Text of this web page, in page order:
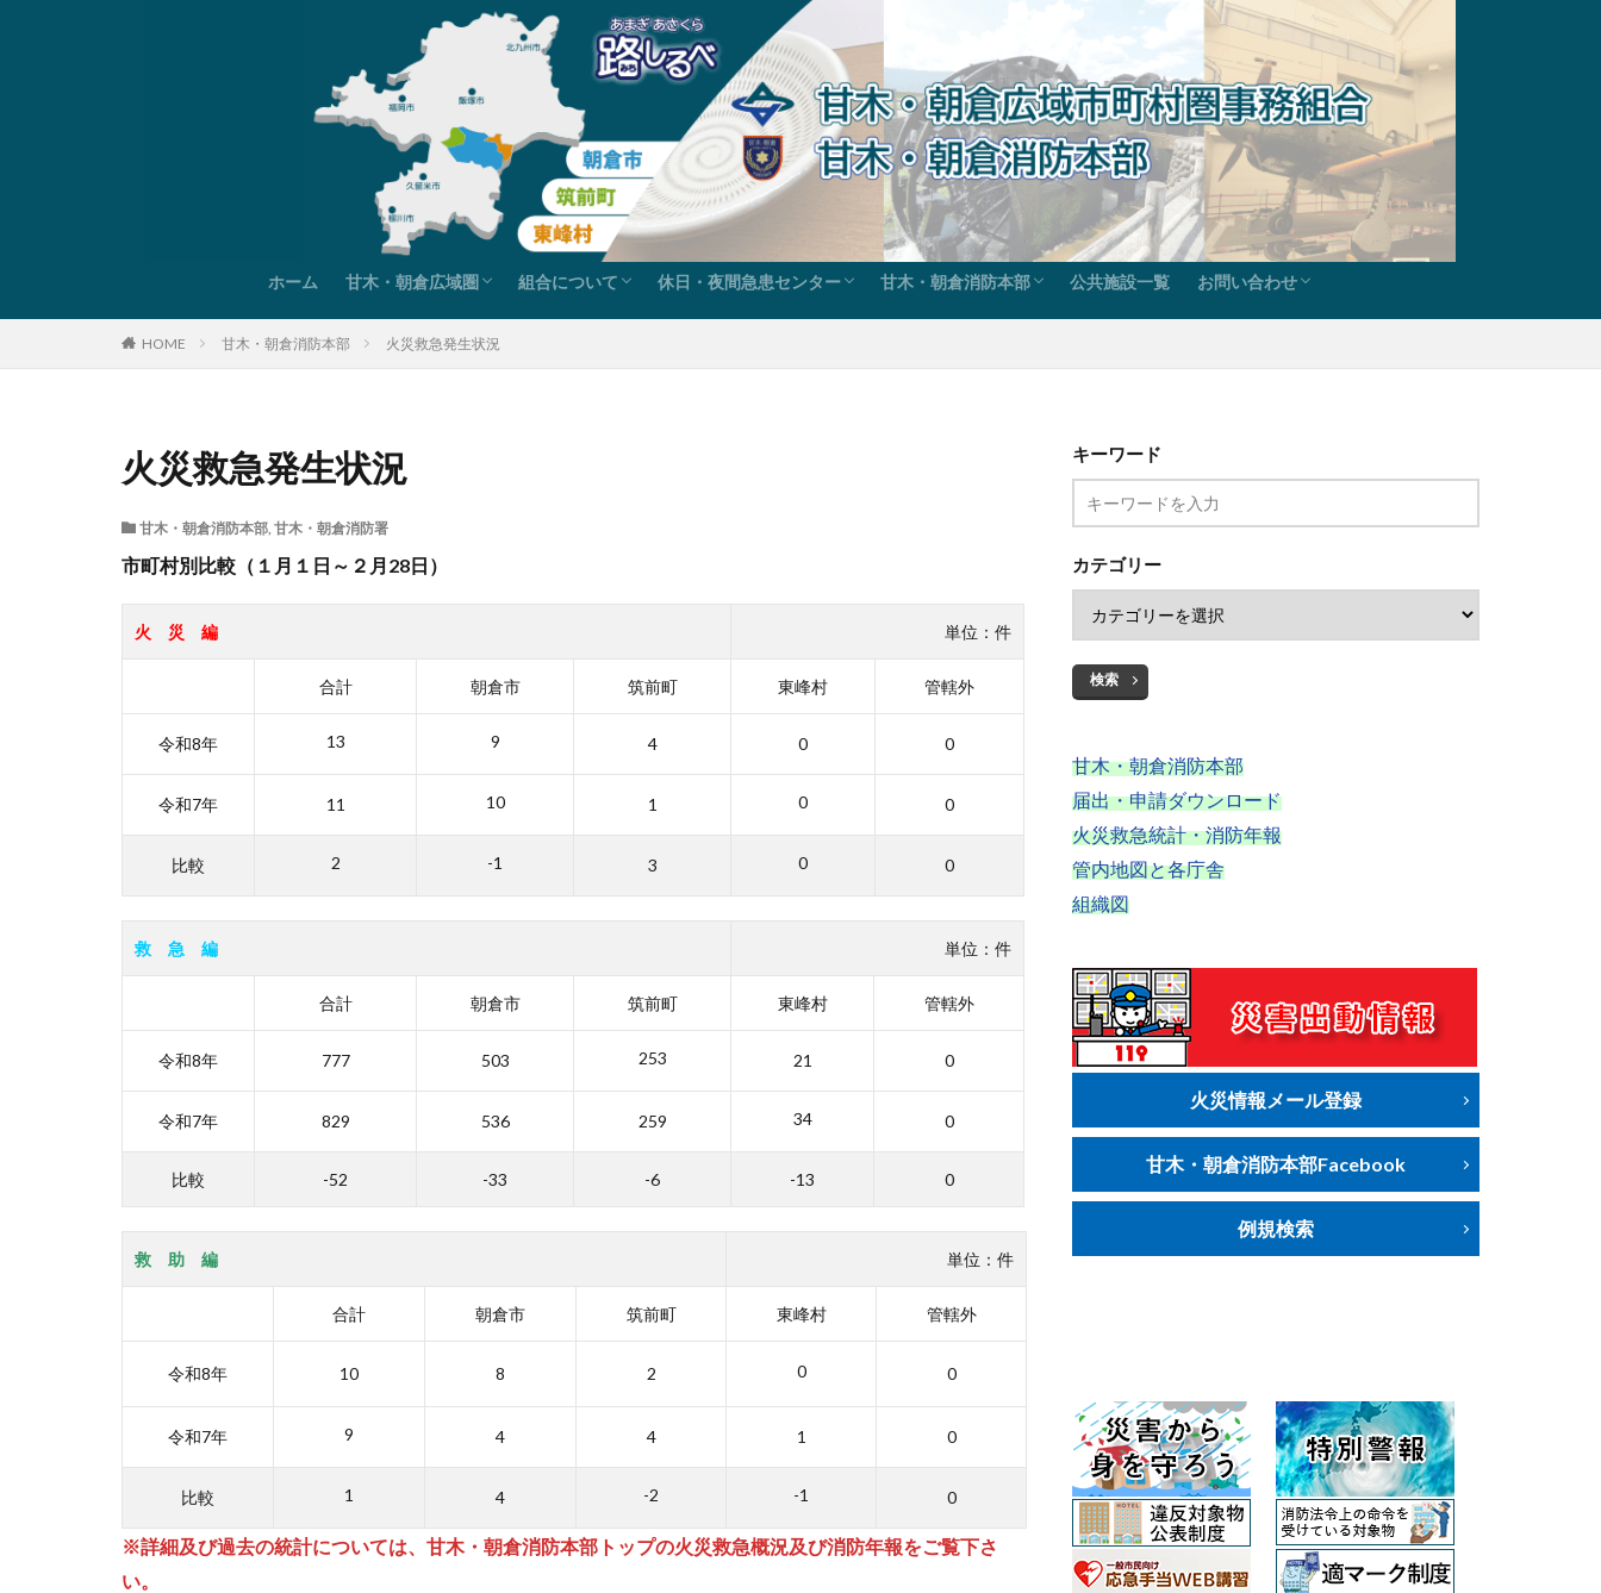
ホーム 甘木・朝倉広域圏 組合について 休日・夜間急患センター 甘木・朝倉消防本部 公共施設一覧 お問い合わせ
HOME 甘木・朝倉消防本部 火災救急発生状況
火災救急発生状況
甘木・朝倉消防本部, 甘木・朝倉消防署
市町村別比較（１月１日～ ２月28日）
火 災 編 単位：件
合計 朝倉市 筑前町 東峰村 管轄外
令和8年 13 9 4 0 0
令和7年 11 10 1 0 0
比較 2 -1 3 0 0
救 急 編 単位：件
合計 朝倉市 筑前町 東峰村 管轄外
令和8年 777 503 253 21 0
令和7年 829 536 259 34 0
比較 -52 -33 -6 -13 0
救 助 編 単位：件
合計 朝倉市 筑前町 東峰村 管轄外
令和8年 10 8 2 0 0
令和7年 9 4 4 1 0
比較 1 4 -2 -1 0
※詳細及び過去の統計については、甘木・朝倉消防本部トップの火災救急概況及び消防年報をご覧下さ
い。
キーワード
カテゴリー
検索
甘木・朝倉消防本部
届出・申請ダウンロード
火災救急統計・消防年報
管内地図と各庁舎
組織図
火災情報メール登録
甘木・朝倉消防本部Facebook
例規検索